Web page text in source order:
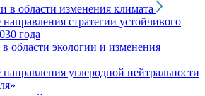
в области изменения климата
стратегии устойчивого
года
в области экологии и изменения
углеродной нейтральности